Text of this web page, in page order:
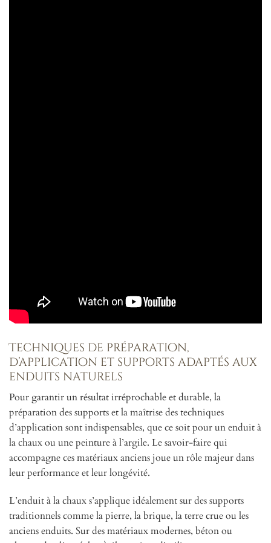
Techniques de préparation,
d’application et supports adaptés aux
enduits naturels
Pour garantir un résultat irréprochable et durable, la
préparation des supports et la maîtrise des techniques
d’application sont indispensables, que ce soit pour un enduit à
la chaux ou une peinture à l’argile. Le savoir-faire qui
accompagne ces matériaux anciens joue un rôle majeur dans
leur performance et leur longévité.
L’enduit à la chaux s’applique idéalement sur des supports
traditionnels comme la pierre, la brique, la terre crue ou les
anciens enduits. Sur des matériaux modernes, béton ou